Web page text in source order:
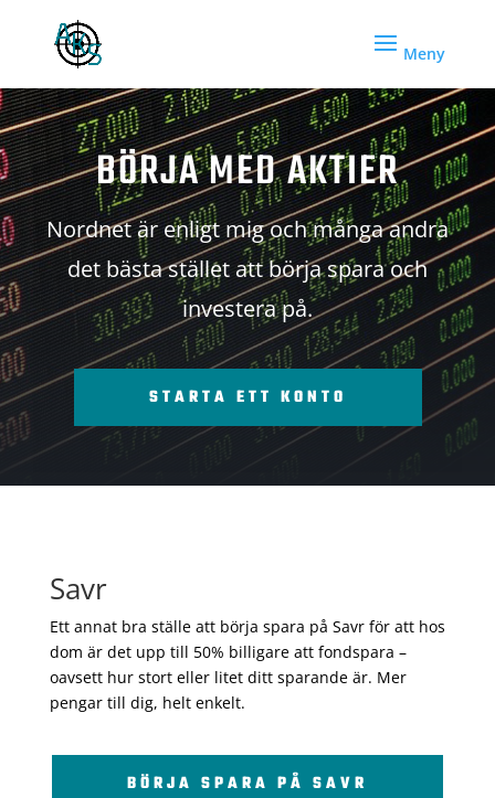
BÖRJA MED AKTIER
Nordnet är enligt mig och många andra
det bästa stället att börja spara och
investera på.
STARTA ETT KONTO
Savr
Ett annat bra ställe att börja spara på Savr för att hos
dom är det upp till 50% billigare att fondspara –
oavsett hur stort eller litet ditt sparande är. Mer
pengar till dig, helt enkelt.
BÖRJA SPARA PÅ SAVR